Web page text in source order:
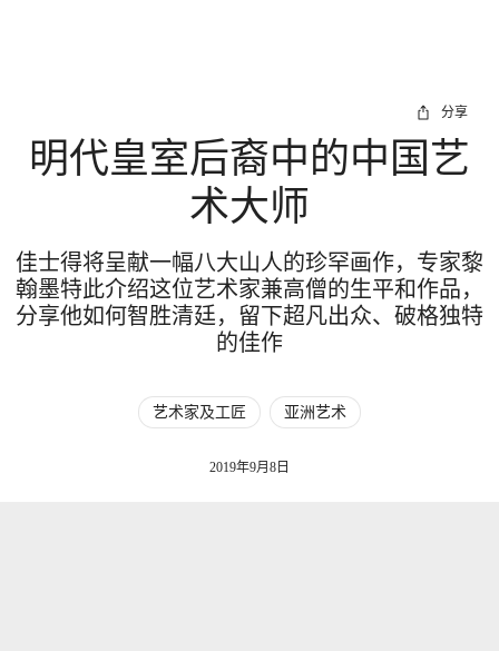
分享
明代皇室后裔中的中国艺
术大师
佳士得将呈献一幅八大山人的珍罕画作，专家黎
翰墨特此介绍这位艺术家兼高僧的生平和作品，
分享他如何智胜清廷，留下超凡出众、破格独特
的佳作
艺术家及工匠 亚洲艺术
2019年9月8日